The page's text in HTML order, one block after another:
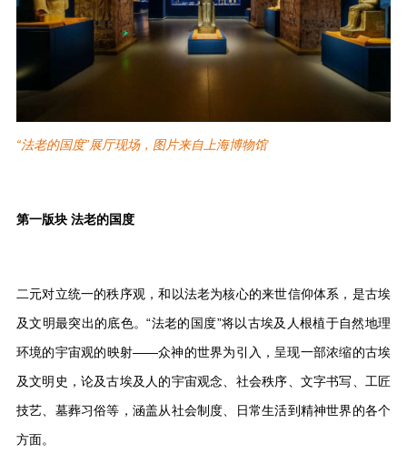
“法老的国度”展厅现场，图片来自上海博物馆
第一版块 法老的国度
二元对立统一的秩序观，和以法老为核心的来世信仰体系，是古埃
及文明最突出的底色。“法老的国度”将以古埃及人根植于自然地理
环境的宇宙观的映射——众神的世界为引入，呈现一部浓缩的古埃
及文明史，论及古埃及人的宇宙观念、社会秩序、文字书写、工匠
技艺、墓葬习俗等，涵盖从社会制度、日常生活到精神世界的各个
方面。